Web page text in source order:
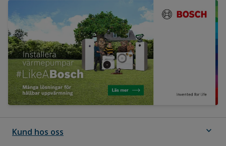
Kund hos oss expand_more